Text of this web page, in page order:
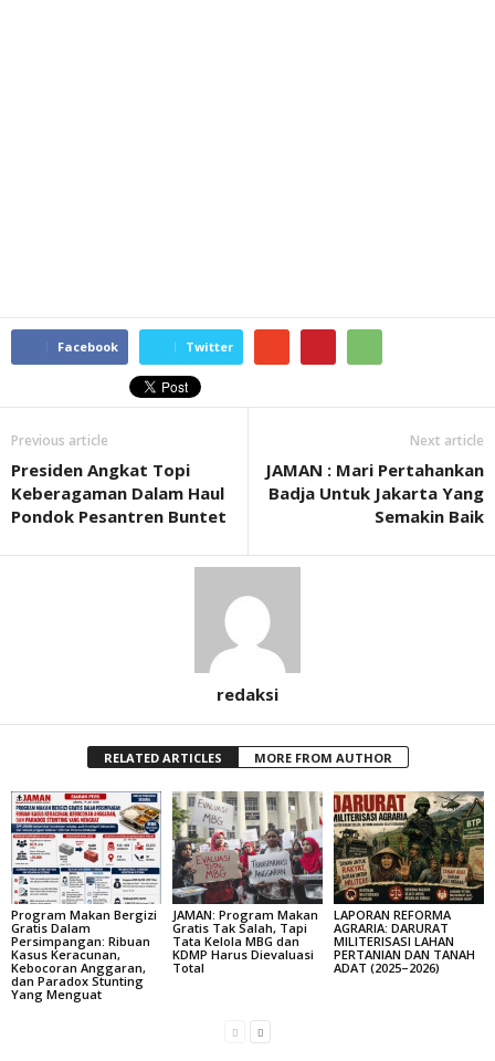
Facebook Twitter
Previous article
Presiden Angkat Topi
Keberagaman Dalam Haul
Pondok Pesantren Buntet
Next article
JAMAN : Mari Pertahankan
Badja Untuk Jakarta Yang
Semakin Baik
redaksi
RELATED ARTICLES MORE FROM AUTHOR
Program Makan Bergizi
Gratis Dalam
Persimpangan: Ribuan
Kasus Keracunan,
Kebocoran Anggaran,
dan Paradox Stunting
Yang Menguat
JAMAN: Program Makan
Gratis Tak Salah, Tapi
Tata Kelola MBG dan
KDMP Harus Dievaluasi
Total
LAPORAN REFORMA
AGRARIA: DARURAT
MILITERISASI LAHAN
PERTANIAN DAN TANAH
ADAT (2025–2026)